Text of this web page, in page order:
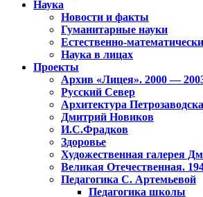
Наука
Новости и факты
Гуманитарные науки
Естественно-
Наука в лицах
Проекты
Архив «Лицея». 2000 —
Русский Север
Архитектура Петрозаводска
Дмитрий Новиков
И.С.Фрадков
Здоровье
Художественная галерея
Великая Отечественная.
Педагогика С. Артемьевой
Педагогика школы